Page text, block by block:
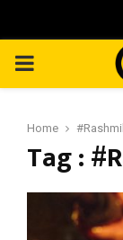
PRIMARY
Home
Tag :